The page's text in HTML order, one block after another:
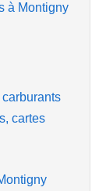
à Montigny
cartes